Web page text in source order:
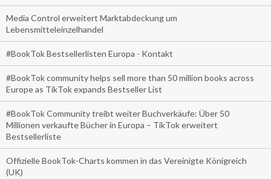
Media Control erweitert Marktabdeckung um
Lebensmitteleinzelhandel
#BookTok Bestsellerlisten Europa - Kontakt
#BookTok community helps sell more than 50 million books across
Europe as TikTok expands Bestseller List
#BookTok Community treibt weiter Buchverkäufe: Über 50
Millionen verkaufte Bücher in Europa – TikTok erweitert
Bestsellerliste
Offizielle BookTok-Charts kommen in das Vereinigte Königreich
(UK)